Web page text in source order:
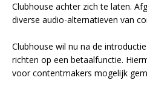
Clubhouse achter zich te laten.
diverse audio-alternatieven van
Clubhouse wil nu na de
richten op een betaalfunctie.
voor contentmakers mogelijk